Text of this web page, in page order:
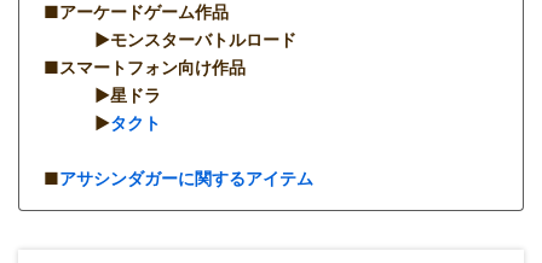
■アーケードゲーム作品
▶︎モンスターバトルロード
■スマートフォン向け作品
▶︎星ドラ
▶︎タクト
■アサシンダガーに関するアイテム